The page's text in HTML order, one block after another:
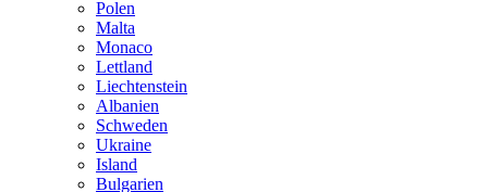
Polen
Malta
Monaco
Lettland
Liechtenstein
Albanien
Schweden
Ukraine
Island
Bulgarien